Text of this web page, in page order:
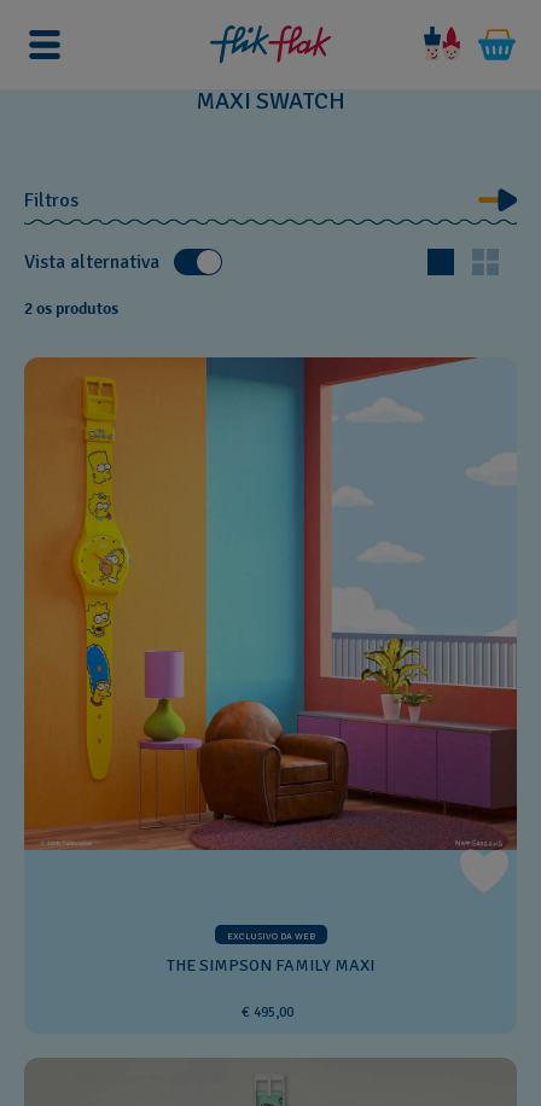
Início Maxi Watches
MAXI SWATCH
Filtros
Vista alternativa
2 os produtos
EXCLUSIVO DA WEB
THE SIMPSON FAMILY MAXI
€ 495,00